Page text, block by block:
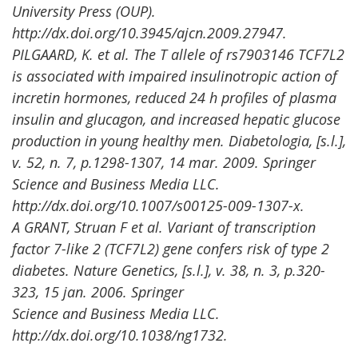
University Press (OUP).
http://dx.doi.org/10.3945/ajcn.2009.27947.
PILGAARD, K. et al. The T allele of rs7903146 TCF7L2
is associated with impaired insulinotropic action of
incretin hormones, reduced 24 h profiles of plasma
insulin and glucagon, and increased hepatic glucose
production in young healthy men. Diabetologia, [s.l.],
v. 52, n. 7, p.1298-1307, 14 mar. 2009. Springer
Science and Business Media LLC.
http://dx.doi.org/10.1007/s00125-009-1307-x.
A GRANT, Struan F et al. Variant of transcription
factor 7-like 2 (TCF7L2) gene confers risk of type 2
diabetes. Nature Genetics, [s.l.], v. 38, n. 3, p.320-
323, 15 jan. 2006. Springer
Science and Business Media LLC.
http://dx.doi.org/10.1038/ng1732.